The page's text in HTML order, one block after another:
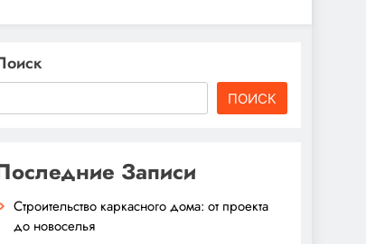
ПОИСК
Записи
Строительство каркасного дома: от проекта
до новоселья